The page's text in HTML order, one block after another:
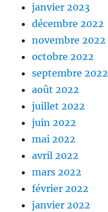
janvier 2023
décembre 2022
novembre 2022
octobre 2022
septembre 2022
août 2022
juillet 2022
juin 2022
mai 2022
avril 2022
mars 2022
février 2022
janvier 2022